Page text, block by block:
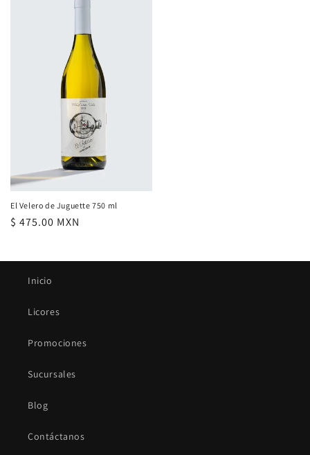
El Velero de Juguette 750 ml
Precio
$ 475.00 MXN
Inicio
Licores
Promociones
Sucursales
Blog
Contáctanos